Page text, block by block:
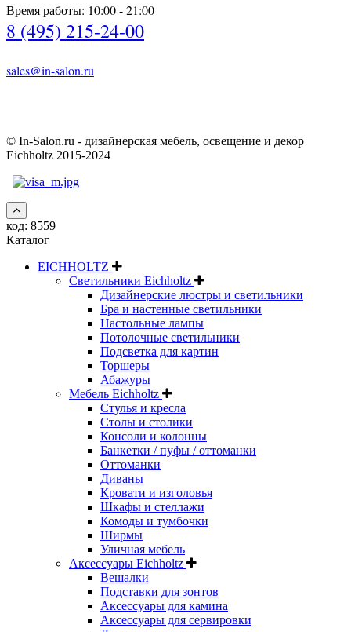
Время работы: 10:00 - 21:00
8 (495) 215-24-00
sales@in-salon.ru
© In-Salon.ru - дизайнерская мебель, освещение и декор
Eichholtz 2015-2024
код: 8559
Каталог
EICHHOLTZ
Светильники Eichholtz
Дизайнерские люстры и светильники
Бра и настенные светильники
Настольные лампы
Потолочные светильники
Подсветка для картин
Торшеры
Абажуры
Мебель Eichholtz
Стулья и кресла
Столы и столики
Консоли и колонны
Банкетки / пуфы / оттоманки
Оттоманки
Диваны
Кровати и изголовья
Шкафы и стеллажи
Комоды и тумбочки
Ширмы
Уличная мебель
Аксессуары Eichholtz
Вешалки
Подставки для зонтов
Аксессуары для камина
Аксессуары для сервировки